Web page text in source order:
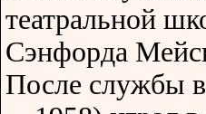
театральной
Сэнфорда
После службы